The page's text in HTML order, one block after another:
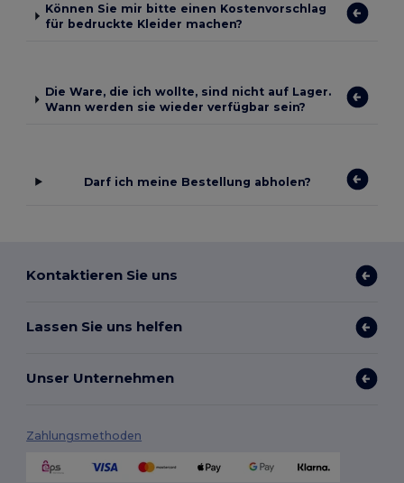
Können Sie mir bitte einen Kostenvorschlag
für bedruckte Kleider machen?
Die Ware, die ich wollte, sind nicht auf Lager.
Wann werden sie wieder verfügbar sein?
Darf ich meine Bestellung abholen?
Kontaktieren Sie uns
Lassen Sie uns helfen
Unser Unternehmen
Zahlungsmethoden